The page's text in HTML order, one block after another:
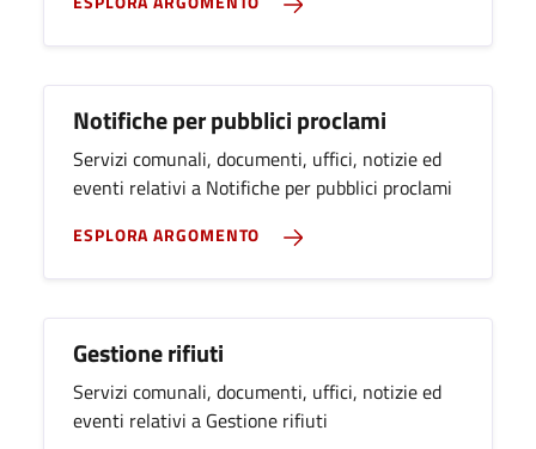
Notifiche per pubblici proclami
Servizi comunali, documenti, uffici, notizie ed
eventi relativi a Notifiche per pubblici proclami
ESPLORA ARGOMENTO
Gestione rifiuti
Servizi comunali, documenti, uffici, notizie ed
eventi relativi a Gestione rifiuti